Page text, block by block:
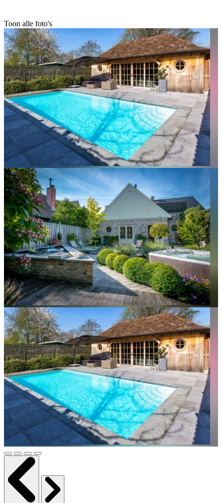
Toon alle foto's